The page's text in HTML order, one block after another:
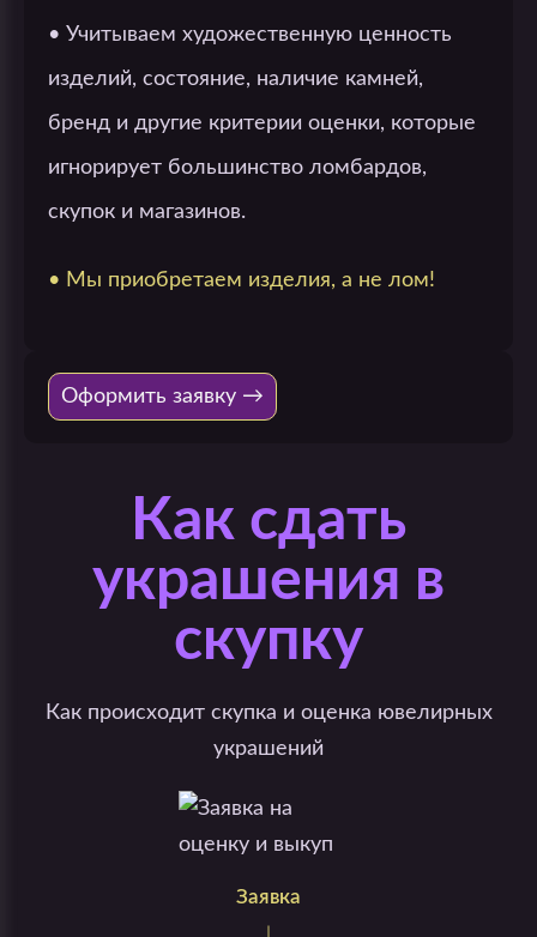
• Учитываем художественную ценность
изделий, состояние, наличие камней,
бренд и другие критерии оценки, которые
игнорирует большинство ломбардов,
скупок и магазинов.
• Мы приобретаем изделия, а не лом!
Оформить заявку →
Как сдать
украшения в
скупку
Как происходит скупка и оценка ювелирных
украшений
Заявка